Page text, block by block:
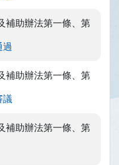
補助辦法第一條、第
過
補助辦法第一條、第
議
補助辦法第一條、第